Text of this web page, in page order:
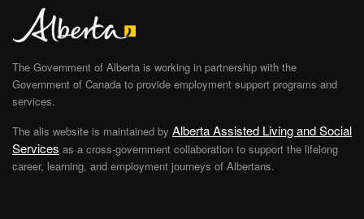
The Government of Alberta is working in partnership with the
Government of Canada to provide employment support programs and
services.
The alis website is maintained by Alberta Assisted Living and Social
Services as a cross-government collaboration to support the lifelong
career, learning, and employment journeys of Albertans.